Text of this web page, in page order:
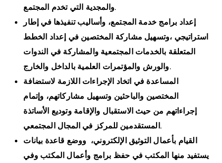
والمجدية التي تخدم المجتمع.
إعداد برامج خدمة المجتمع، وأساليب تنفيذها في إطار
استراتيجي ،وتسهيل مشاركة المختصين في إعداد الخطط
المتعلقة بالخدمات المجتمعية والمشاركة في الندوات
والورش والمؤتمرات العلمية بالداخل والخارج.
المساعدة في اتخاد الإجراءات اللازمة لاستضافة
المختصين والباحثين وتسهيل مشاركاتهم، وإتمام
إجراءاتهم من حيث الاستقبال والإقامة وتوديع الأساتذة
المستقدمين للمركز في المجال المجتمعي.
القيام بأعمال التوثيق الإلكتروني، ووضع قاعدة بيانات
يستفيد منها المكتب في حفظ برامج وأعمال المكتب وفي